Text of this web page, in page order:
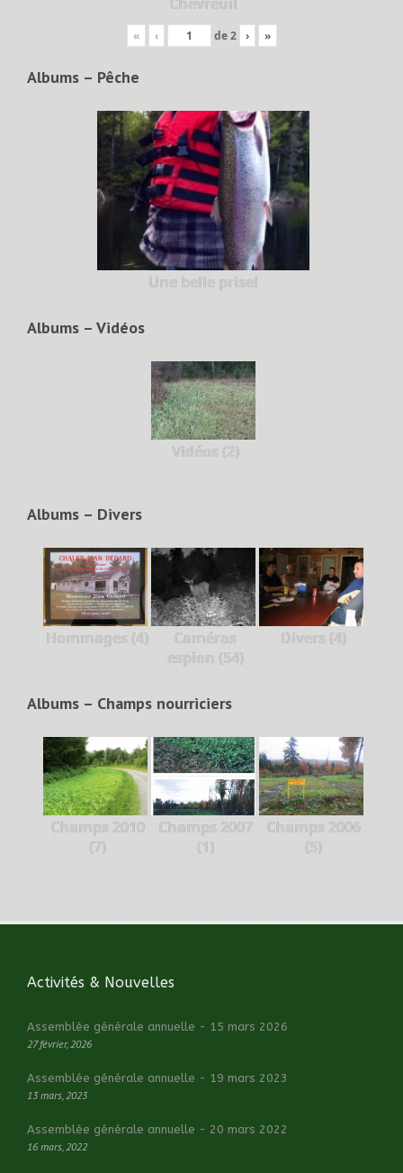
« ‹ de2 › »
Albums – Pêche
Une belle prise!
Albums – Vidéos
Vidéos (2)
Albums – Divers
Hommages (4)
Caméras
espion (54)
Divers (4)
Albums – Champs nourriciers
Champs 2010
(7)
Champs 2007
(1)
Champs 2006
(5)
Activités & Nouvelles
Assemblée générale annuelle - 15 mars 2026
27 février, 2026
Assemblée générale annuelle - 19 mars 2023
13 mars, 2023
Assemblée générale annuelle - 20 mars 2022
16 mars, 2022